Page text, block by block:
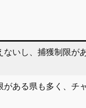
いし、捕獲制限が
ある県も多く、チ